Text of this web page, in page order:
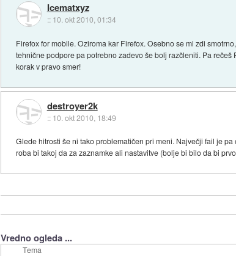
Icematxyz
:: 10. okt 2010, 01:34
Firefox for mobile. Oziroma kar Firefox. Osebno se mi zdi
tehnične podpore pa potrebno zadevo še bolj razčleniti. Pa
korak v pravo smer!
destroyer2k
:: 10. okt 2010, 18:49
Glede hitrosti še ni tako problematičen pri meni. Največji fail je
roba bi takoj da za zaznamke ali nastavitve (bolje bi bilo da bi
Vredno ogleda ...
Tema